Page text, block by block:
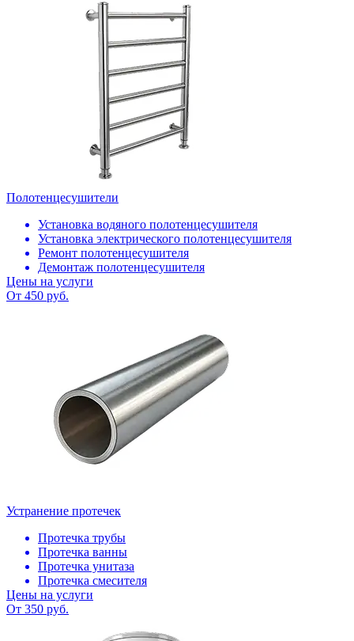
Полотенцесушители
Установка водяного полотенцесушителя
Установка электрического полотенцесушителя
Ремонт полотенцесушителя
Демонтаж полотенцесушителя
Цены на услуги
От 450 руб.
Устранение протечек
Протечка трубы
Протечка ванны
Протечка унитаза
Протечка смесителя
Цены на услуги
От 350 руб.